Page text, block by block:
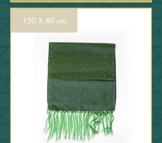
150 X 40 cm